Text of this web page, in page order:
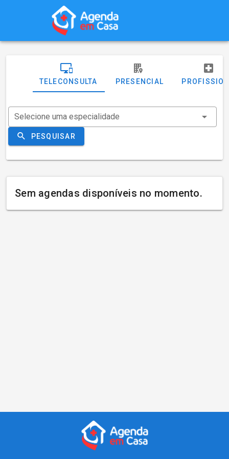
TELECONSULTA PRESENCIAL
Selecione uma especialidade
PESQUISAR
Sem agendas disponíveis no momento.